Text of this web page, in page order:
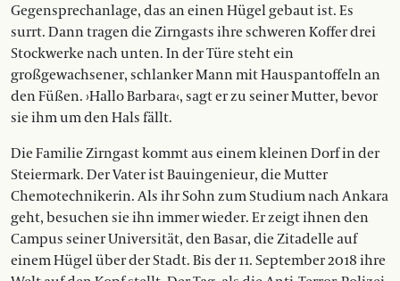
Gegensprechanlage, das an einen Hügel gebaut ist. Es
surrt. Dann tragen die Zirngasts ihre schweren Koffer drei
Stockwerke nach unten. In der Türe steht ein
großgewachsener, schlanker Mann mit Hauspantoffeln an
den Füßen. ›Hallo Barbara‹, sagt er zu seiner Mutter, bevor
sie ihm um den Hals fällt.
Die Familie Zirngast kommt aus einem kleinen Dorf in der
Steiermark. Der Vater ist Bauingenieur, die Mutter
Chemotechnikerin. Als ihr Sohn zum Studium nach Ankara
geht, besuchen sie ihn immer wieder. Er zeigt ihnen den
Campus seiner Universität, den Basar, die Zitadelle auf
einem Hügel über der Stadt. Bis der 11. September 2018 ihre